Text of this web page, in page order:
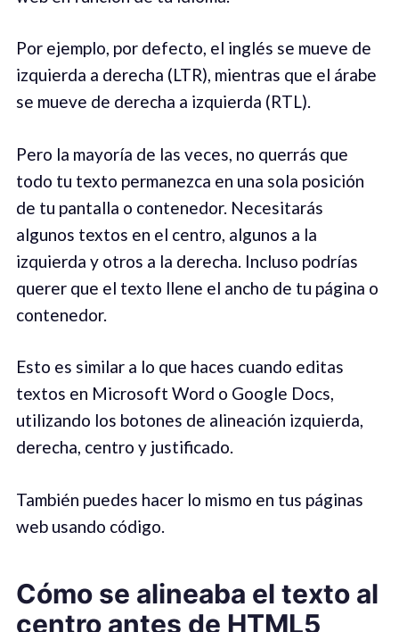
Por ejemplo, por defecto, el inglés se mueve de
izquierda a derecha (LTR), mientras que el árabe
se mueve de derecha a izquierda (RTL).
Pero la mayoría de las veces, no querrás que
todo tu texto permanezca en una sola posición
de tu pantalla o contenedor. Necesitarás
algunos textos en el centro, algunos a la
izquierda y otros a la derecha. Incluso podrías
querer que el texto llene el ancho de tu página o
contenedor.
Esto es similar a lo que haces cuando editas
textos en Microsoft Word o Google Docs,
utilizando los botones de alineación izquierda,
derecha, centro y justificado.
También puedes hacer lo mismo en tus páginas
web usando código.
Cómo se alineaba el texto al
centro antes de HTML5